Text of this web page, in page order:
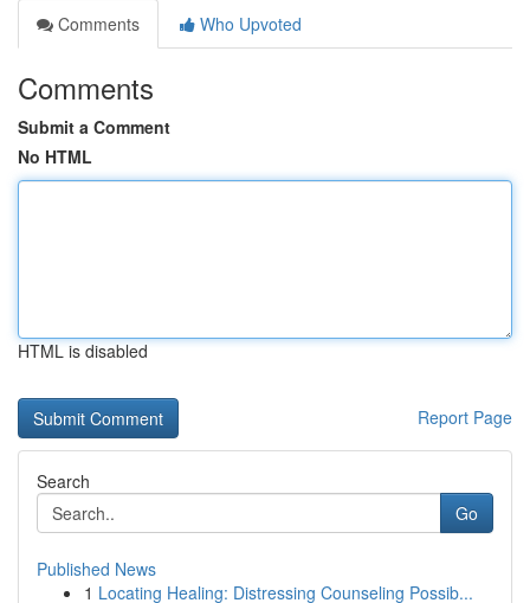
Comments
Who Upvoted
Comments
Submit a Comment
No HTML
HTML is disabled
Report Page
Search
Go
Published News
1 Locating Healing: Distressing Counseling Possib...